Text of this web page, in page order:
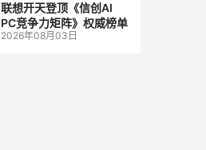
联想开天登顶《信创AI
PC竞争力矩阵》权威榜单
2026年08月03日